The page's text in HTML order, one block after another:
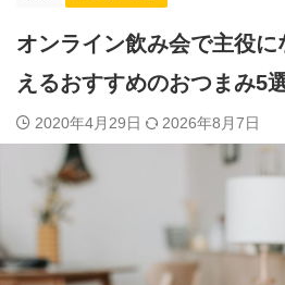
オンライン飲み会で主役
えるおすすめのおつまみ5
2020年4月29日 2026年8月7日